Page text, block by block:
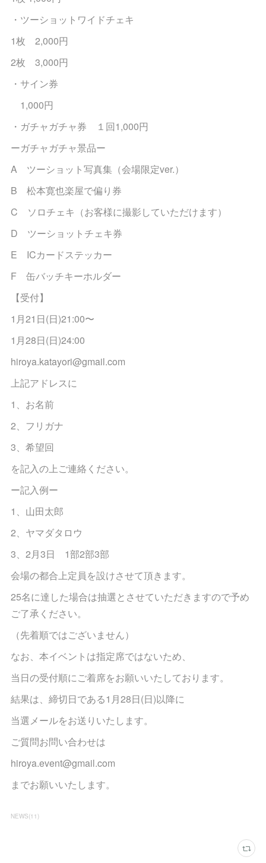
・ツーショットワイドチェキ
1枚 2,000円
2枚 3,000円
・サイン券
1,000円
・ガチャガチャ券 １回1,000円
ーガチャガチャ景品ー
A ツーショット写真集（会場限定ver.）
B 松本寛也楽屋で偏り券
C ソロチェキ（お客様に撮影していただけます）
D ツーショットチェキ券
E ICカードステッカー
F 缶バッチキーホルダー
【受付】
1月21日(日)21:00〜
1月28日(日)24:00
‪hiroya.katayori@gmail.com‬
上記アドレスに
1、お名前
2、フリガナ
3、希望回
を記入の上ご連絡ください。
ー記入例ー
1、山田太郎
2、ヤマダタロウ
3、2月3日‬ 1部2部3部
会場の都合上定員を設けさせて頂きます。
25名に達した場合は抽選とさせていただきますので予め
ご了承ください。
（先着順ではございません）
なお、本イベントは指定席ではないため、
当日の受付順にご着席をお願いいたしております。
結果は、締切日である1月28日(日)以降に
当選メールをお送りいたします。
ご質問お問い合わせは
‪hiroya.event@gmail.com‬
までお願いいたします。
NEWS(11)